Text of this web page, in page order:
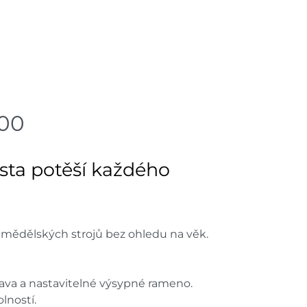
potěší každého
strojů bez ohledu na věk.
a nastavitelné výsypné rameno.